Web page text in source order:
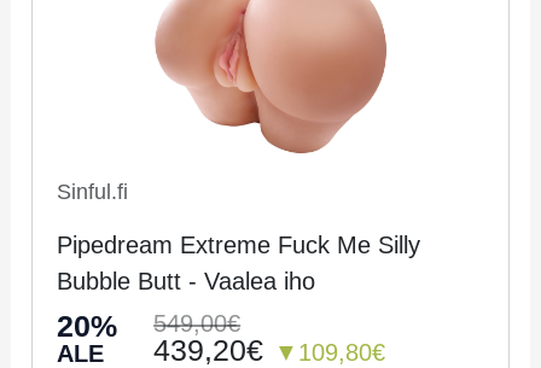
Sinful.fi
Pipedream Extreme Fuck Me Silly
Bubble Butt - Vaalea iho
20%
ALE
549,00€
439,20€ ▼109,80€